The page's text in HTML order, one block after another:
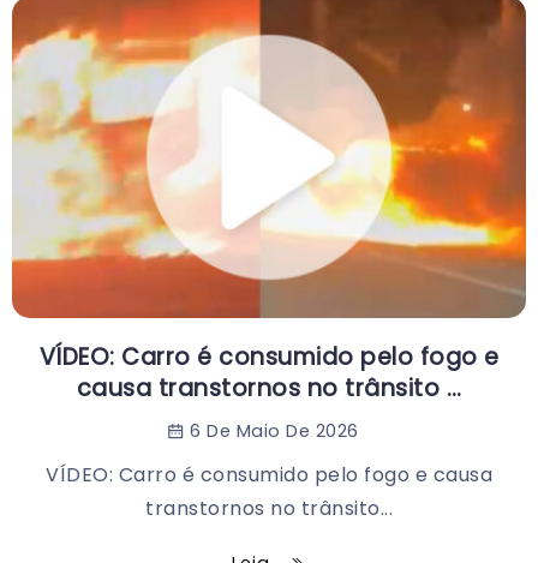
VÍDEO: Carro é consumido pelo fogo e
causa transtornos no trânsito …
6 De Maio De 2026
VÍDEO: Carro é consumido pelo fogo e causa
transtornos no trânsito...